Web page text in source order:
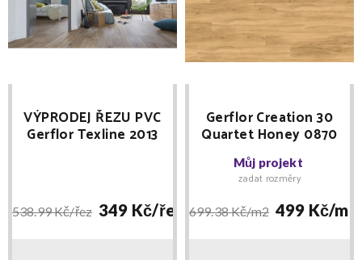
VÝPRODEJ ŘEZU PVC
Gerflor Texline 2013
538.99 Kč/řez 349 Kč/řez
Gerflor Creation 30
Quartet Honey 0870
lepená
Můj projekt
zadat rozměry
699.38 Kč/m2 499 Kč/m2